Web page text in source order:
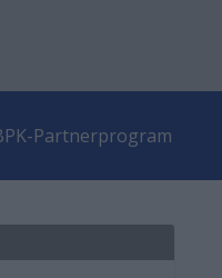
Partnerprogram